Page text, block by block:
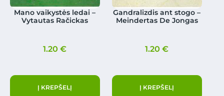
Mano vaikystės ledai –
Vytautas Račickas
1.20€
Į KREPŠELĮ
Gandralizdis ant stogo –
Meindertas De Jongas
1.20€
Į KREPŠELĮ